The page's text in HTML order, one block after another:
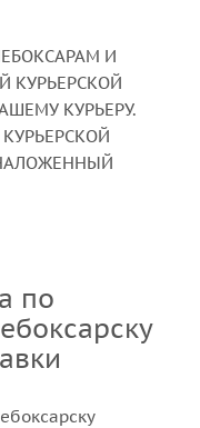
И
КУРЬЕРСКОЙ
КУРЬЕРУ.
по